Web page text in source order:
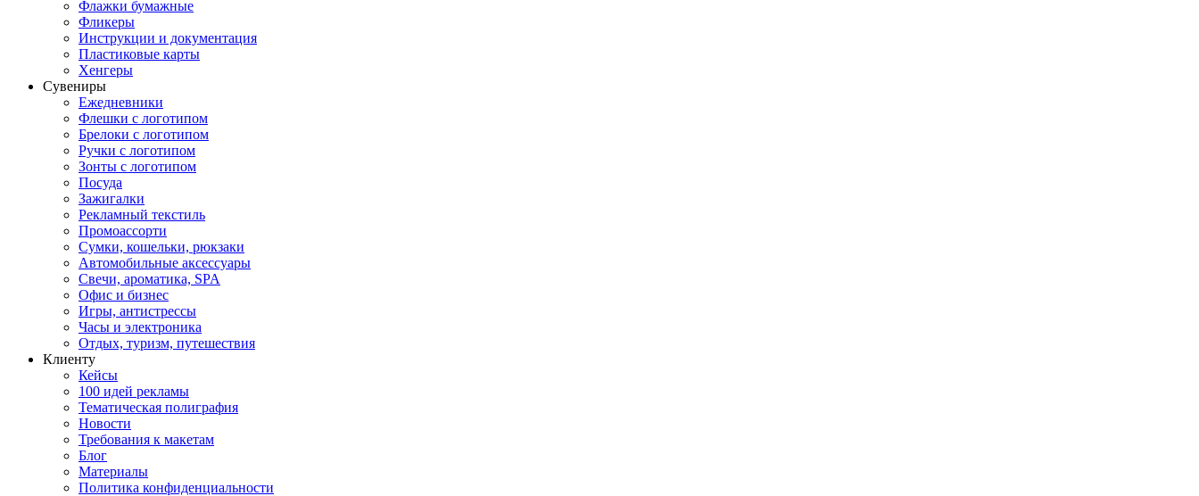
Флажки бумажные
Фликеры
Инструкции и документация
Пластиковые карты
Хенгеры
Сувениры
Ежедневники
Флешки с логотипом
Брелоки с логотипом
Ручки с логотипом
Зонты с логотипом
Посуда
Зажигалки
Рекламный текстиль
Промоассорти
Сумки, кошельки, рюкзаки
Автомобильные аксессуары
Свечи, ароматика, SPA
Офис и бизнес
Игры, антистрессы
Часы и электроника
Отдых, туризм, путешествия
Клиенту
Кейсы
100 идей рекламы
Тематическая полиграфия
Новости
Требования к макетам
Блог
Материалы
Политика конфиденциальности